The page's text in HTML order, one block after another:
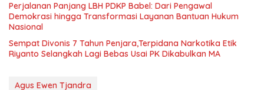
Perjalanan Panjang LBH PDKP Babel: Dari Pengawal
Demokrasi hingga Transformasi Layanan Bantuan Hukum
Nasional
Sempat Divonis 7 Tahun Penjara,Terpidana Narkotika Etik
Riyanto Selangkah Lagi Bebas Usai PK Dikabulkan MA
Agus Ewen Tjandra